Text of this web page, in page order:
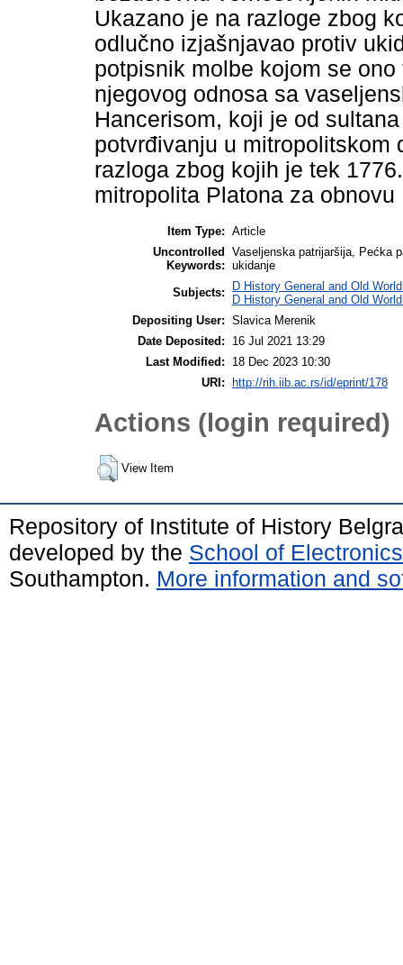
Ukazano je na razloge zbog
odlučno izjašnjavao protiv
potpisnik molbe kojom se
njegovog odnosa sa
Hancerisom, koji je od
potvrđivanju u mitropolitskom
razloga zbog kojih je tek
mitropolita Platona za
Item Type: Article
Uncontrolled
Keywords:
Vaseljenska patrijaršija, Pećka
ukidanje
Subjects:
D History General and Old
D History General and Old
Depositing User: Slavica Merenik
Date Deposited:
16 Jul 2021 13:29
Last Modified:
18 Dec 2023 10:30
URI:
http://rih.iib.ac.rs/id/eprint/178
Actions (login required)
View Item
Repository of Institute of History
developed by the School of
Southampton. More information and